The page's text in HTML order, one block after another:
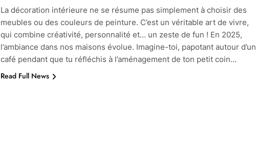
La décoration intérieure ne se résume pas simplement à choisir des
meubles ou des couleurs de peinture. C’est un véritable art de vivre,
qui combine créativité, personnalité et… un zeste de fun ! En 2025,
l’ambiance dans nos maisons évolue. Imagine-toi, papotant autour d’un
café pendant que tu réfléchis à l’aménagement de ton petit coin…
Read Full News